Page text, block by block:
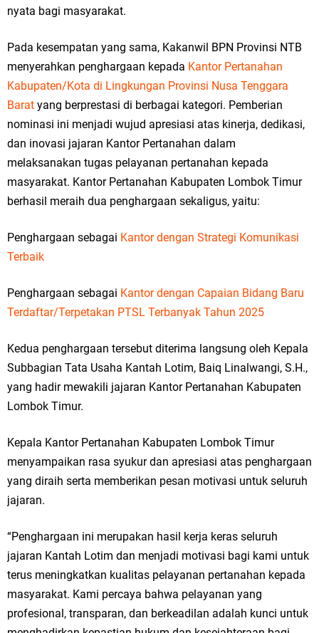
nyata bagi masyarakat.
Pada kesempatan yang sama, Kakanwil BPN Provinsi NTB
menyerahkan penghargaan kepada Kantor Pertanahan
Kabupaten/Kota di Lingkungan Provinsi Nusa Tenggara
Barat yang berprestasi di berbagai kategori. Pemberian
nominasi ini menjadi wujud apresiasi atas kinerja, dedikasi,
dan inovasi jajaran Kantor Pertanahan dalam
melaksanakan tugas pelayanan pertanahan kepada
masyarakat. Kantor Pertanahan Kabupaten Lombok Timur
berhasil meraih dua penghargaan sekaligus, yaitu:
Penghargaan sebagai Kantor dengan Strategi Komunikasi
Terbaik
Penghargaan sebagai Kantor dengan Capaian Bidang Baru
Terdaftar/Terpetakan PTSL Terbanyak Tahun 2025
Kedua penghargaan tersebut diterima langsung oleh Kepala
Subbagian Tata Usaha Kantah Lotim, Baiq Linalwangi, S.H.,
yang hadir mewakili jajaran Kantor Pertanahan Kabupaten
Lombok Timur.
Kepala Kantor Pertanahan Kabupaten Lombok Timur
menyampaikan rasa syukur dan apresiasi atas penghargaan
yang diraih serta memberikan pesan motivasi untuk seluruh
jajaran.
“Penghargaan ini merupakan hasil kerja keras seluruh
jajaran Kantah Lotim dan menjadi motivasi bagi kami untuk
terus meningkatkan kualitas pelayanan pertanahan kepada
masyarakat. Kami percaya bahwa pelayanan yang
profesional, transparan, dan berkeadilan adalah kunci untuk